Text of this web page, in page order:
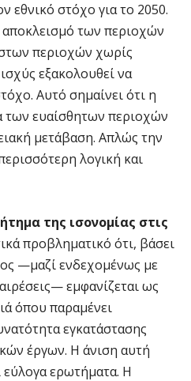
εθνικό στόχο για το 2050.
των περιοχών
περιοχών χωρίς
εξακολουθεί να
Αυτό σημαίνει ότι η
των ευαίσθητων περιοχών
μετάβαση. Απλώς την
λογική και
της ισονομίας στις
προβληματικό ότι, βάσει
—μαζί ενδεχομένως με
εμφανίζεται ως
όπου παραμένει
εγκατάστασης
έργων. Η άνιση αυτή
εύλογα ερωτήματα. Η